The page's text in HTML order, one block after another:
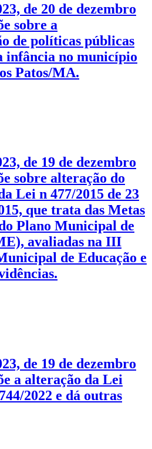
de 20 de dezembro
sobre a
de políticas públicas
no município
Patos/MA.
de 19 de dezembro
sobre alteração do
Lei n 477/2015 de 23
que trata das Metas
Plano Municipal de
avaliadas na III
de Educação e
de 19 de dezembro
a alteração da Lei
2022 e dá outras